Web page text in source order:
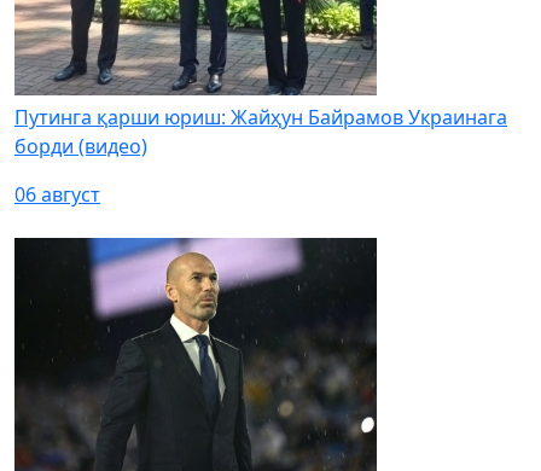
Путинга қарши юриш: Жайҳун Байрамов Украинага
борди (видео)
06 август